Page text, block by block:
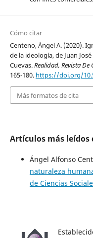
Cómo citar
Centeno, Ángel A. (2020).
de la ideología, de Juan
Cuevas.Realidad, Revista
165-180. https://doi.org/
Más formatos de cita
Artículos más
Ángel Alfonso
naturaleza
de Ciencias